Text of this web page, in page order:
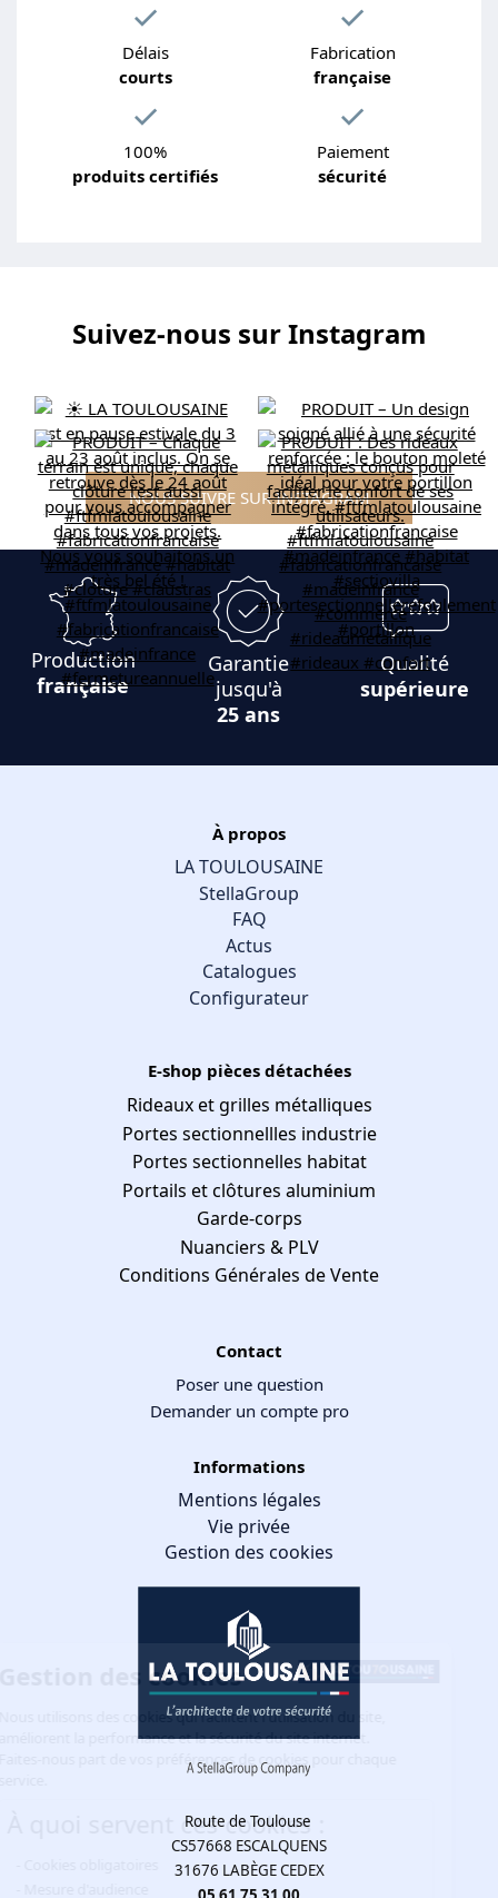
Délais
courts
Fabrication
française
100%
produits certifiés
Paiement
sécurité
Suivez-nous sur Instagram
NOUS SUIVRE SUR INSTAGRAM
Production
française
Garantie
jusqu'à
25 ans
Qualité
supérieure
À propos
LA TOULOUSAINE
StellaGroup
FAQ
Actus
Catalogues
Configurateur
E-shop pièces détachées
Rideaux et grilles métalliques
Portes sectionnellles industrie
Portes sectionnelles habitat
Portails et clôtures aluminium
Garde-corps
Nuanciers & PLV
Conditions Générales de Vente
Contact
Poser une question
Demander un compte pro
Informations
Mentions légales
Vie privée
Gestion des cookies
Route de Toulouse
CS57668 ESCALQUENS
31676 LABÈGE CEDEX
Gestion des cookies
Nous utilisons des cookies qui facilitent l'utilisation du site,
améliorent la performance et la sécurité du site internet.
Faites-nous part de vos préférences de cookies pour chaque
À quoi servent ces cookies :
Cookies obligatoires